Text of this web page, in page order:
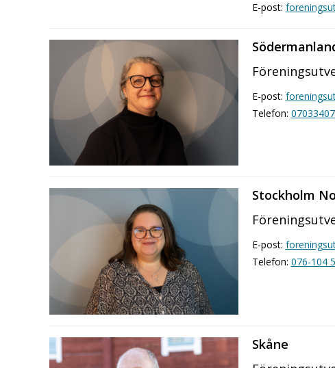
E-post:
E-post:
Telefon:
Stockholm
E-post:
Telefon: 076-104
Skåne